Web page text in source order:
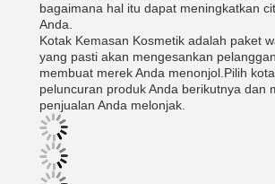
bagaimana hal itu dapat meningkatkan
Anda.
Kotak Kemasan Kosmetik adalah paket
yang pasti akan mengesankan
membuat merek Anda menonjol.Pilih
peluncuran produk Anda berikutnya dan
penjualan Anda melonjak.